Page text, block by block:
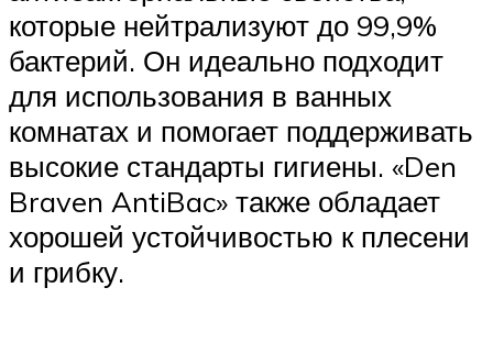
которые нейтрализуют до 99,9%
бактерий. Он идеально подходит
для использования в ванных
комнатах и помогает поддерживать
высокие стандарты гигиены. «Den
Braven AntiBac» также обладает
хорошей устойчивостью к плесени
и грибку.